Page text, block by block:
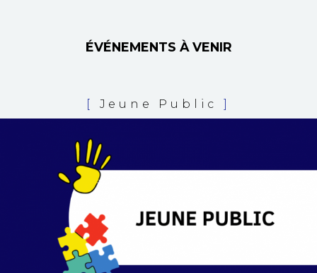
ÉVÉNEMENTS À VENIR
[ Jeune Public]